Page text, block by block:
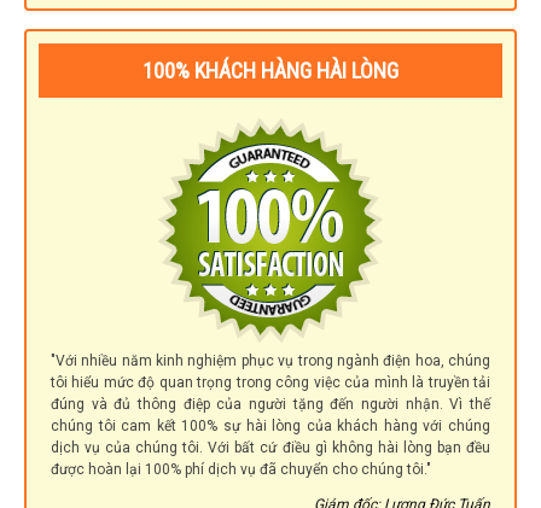
100% KHÁCH HÀNG HÀI LÒNG
"Với nhiều năm kinh nghiệm phục vụ trong ngành điện hoa, chúng
tôi hiểu mức độ quan trọng trong công việc của mình là truyền tải
đúng và đủ thông điệp của người tặng đến người nhận. Vì thế
chúng tôi cam kết 100% sự hài lòng của khách hàng với chúng
dịch vụ của chúng tôi. Với bất cứ điều gì không hài lòng bạn đều
được hoàn lại 100% phí dịch vụ đã chuyển cho chúng tôi."
Giám đốc: Lương Đức Tuấn